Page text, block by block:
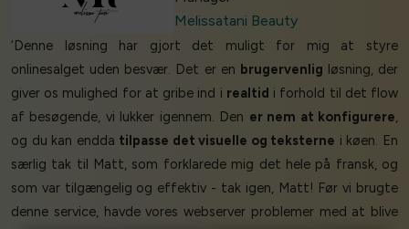
Melissatani Beauty
‘Denne løsning har gjort det muligt for mig at styre
onlinesalget uden besvær. Det er en brugervenlig løsning, der
giver os mulighed for at gribe ind i realtid i forhold til det flow
af besøgende, vi lukker igennem. Den er nem at konfigurere
og du kan endda tilpasse det visuelle og teksterne i køen. En
særlig tak til Matt, som forklarede mig det hele på fransk, og
som var tilgængelig og effektiv - tak igen, Matt! Før vi brugte
denne service, havde vores webserver problemer med at blive